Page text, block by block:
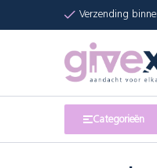
Verzending
Categorieën